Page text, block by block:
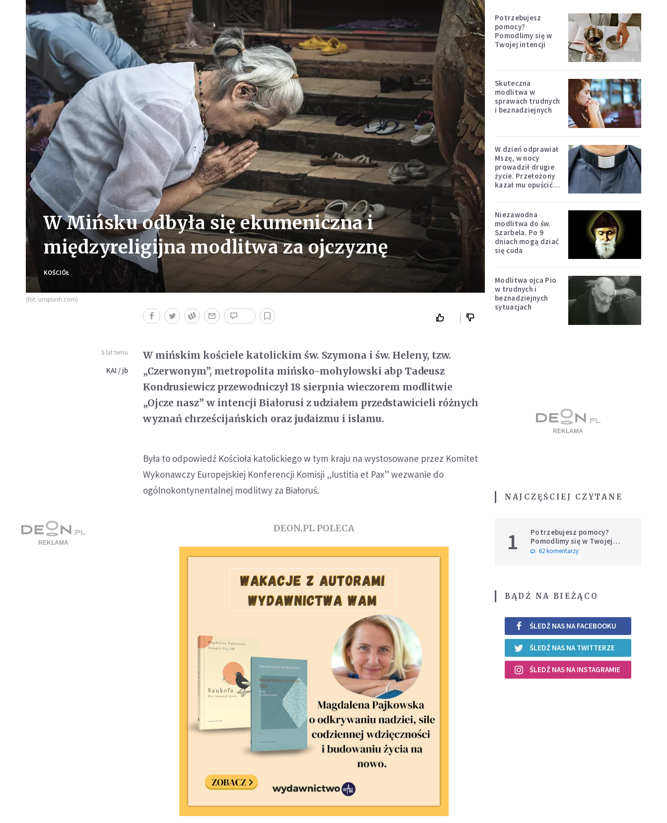
W Mińsku odbyła się ekumeniczna i
międzyreligijna modlitwa za ojczyznę
KOŚCIÓŁ
(fot. unsplash.com)
5 lat temu
KAI / jb
W mińskim kościele katolickim św. Szymona i św. Heleny, tzw.
„Czerwonym”, metropolita mińsko-mohylowski abp Tadeusz
Kondrusiewicz przewodniczył 18 sierpnia wieczorem modlitwie
„Ojcze nasz” w intencji Białorusi z udziałem przedstawicieli różnych
wyznań chrześcijańskich oraz judaizmu i islamu.
Była to odpowiedź Kościoła katolickiego w tym kraju na wystosowane przez Komitet
Wykonawczy Europejskiej Konferencji Komisji „Iustitia et Pax” wezwanie do
ogólnokontynentalnej modlitwy za Białoruś.
DEON.PL POLECA
Potrzebujesz
pomocy?
Pomodlimy się w
Twojej intencji
Skuteczna
modlitwa w
sprawach trudnych
i beznadziejnych
W dzień odprawiał
Mszę, w nocy
prowadził drugie
życie. Przełożony
kazał mu opuścić
Niezawodna
modlitwa do św.
Szarbela. Po 9
dniach mogą dziać
się cuda
Modlitwa ojca Pio
w trudnych i
beznadziejnych
sytuacjach
NAJCZĘŚCIEJ CZYTANE
1
Potrzebujesz pomocy?
Pomodlimy się w Twojej
intencji
62 komentarzy
BĄDŹ NA BIEŻĄCO
ŚLEDŹ NAS NA FACEBOOKU
ŚLEDŹ NAS NA TWITTERZE
ŚLEDŹ NAS NA INSTAGRAMIE